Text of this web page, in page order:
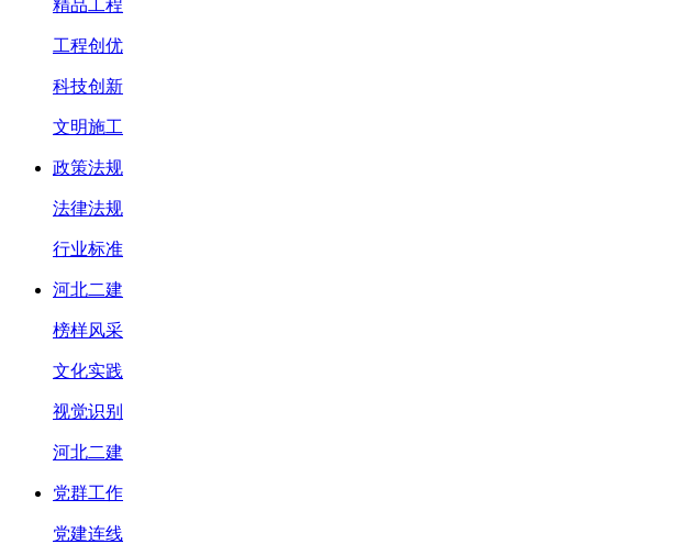
精品工程
工程创优
科技创新
文明施工
政策法规
法律法规
行业标准
河北二建
榜样风采
文化实践
视觉识别
河北二建
党群工作
党建连线